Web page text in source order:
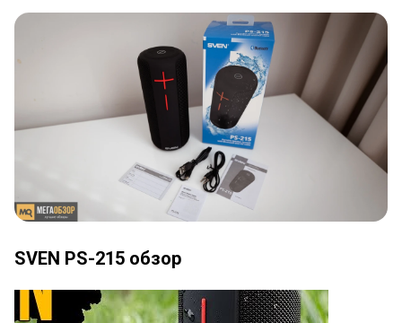
SVEN PS-215 обзор